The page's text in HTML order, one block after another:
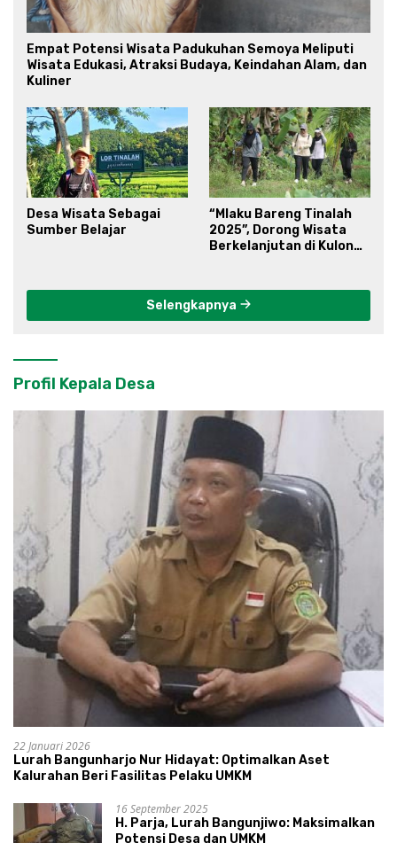
Empat Potensi Wisata Padukuhan Semoya Meliputi
Wisata Edukasi, Atraksi Budaya, Keindahan Alam, dan
Kuliner
Desa Wisata Sebagai
Sumber Belajar
“Mlaku Bareng Tinalah
2025”, Dorong Wisata
Berkelanjutan di Kulon
Selengkapnya
Profil Kepala Desa
22 Januari 2026
Lurah Bangunharjo Nur Hidayat: Optimalkan Aset
Kalurahan Beri Fasilitas Pelaku UMKM
16 September 2025
H. Parja, Lurah Bangunjiwo: Maksimalkan
Potensi Desa dan UMKM